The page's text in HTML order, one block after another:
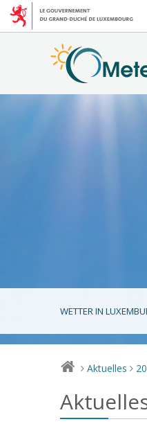
WETTER IN
> Aktuelles >